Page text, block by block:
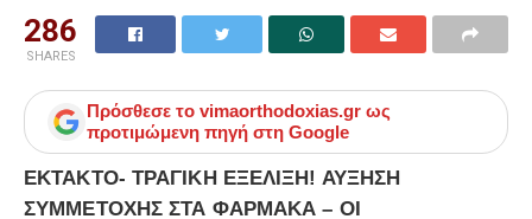
286
SHARES
Πρόσθεσε το vimaorthodoxias.gr ως
προτιμώμενη πηγή στη Google
ΕΚΤΑΚΤΟ- ΤΡΑΓΙΚΗ ΕΞΕΛΙΞΗ! ΑΥΞΗΣΗ
ΣΥΜΜΕΤΟΧΗΣ ΣΤΑ ΦΑΡΜΑΚΑ – ΟΙ